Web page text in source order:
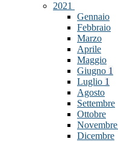
2021
Gennaio
Febbraio
Marzo
Aprile
Maggio
Giugno 1
Luglio 1
Agosto
Settembre
Ottobre
Novembre
Dicembre